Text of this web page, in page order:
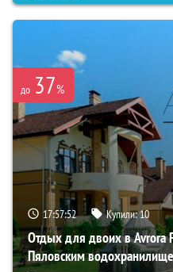
до 37%
17:57:51 Купили:10
Отдых для двоих в Avrora
Пяловским